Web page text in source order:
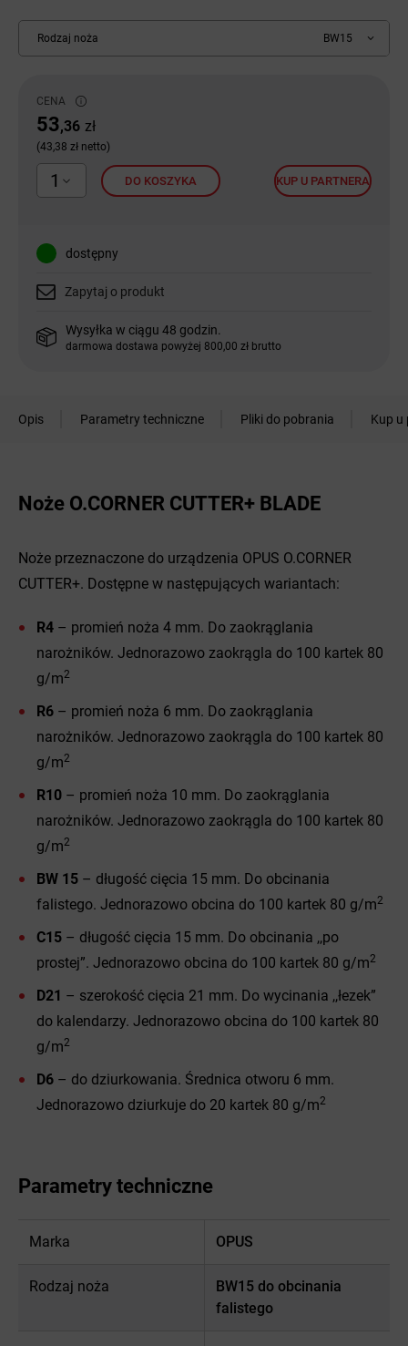
Rodzaj noża BW15
CENA
53,36 zł
(43,38 zł netto)
1 DO KOSZYKA KUP U PARTNERA
dostępny
Zapytaj o produkt
Wysyłka w ciągu 48 godzin.
darmowa dostawa powyżej 800,00 zł brutto
Opis Parametry techniczne Pliki do pobrania Kup u
Noże O.CORNER CUTTER+ BLADE
Noże przeznaczone do urządzenia OPUS O.CORNER
CUTTER+. Dostępne w następujących wariantach:
R4 – promień noża 4 mm. Do zaokrąglania
narożników. Jednorazowo zaokrągla do 100 kartek 80
g/m2
R6 – promień noża 6 mm. Do zaokrąglania
narożników. Jednorazowo zaokrągla do 100 kartek 80
g/m2
R10 – promień noża 10 mm. Do zaokrąglania
narożników. Jednorazowo zaokrągla do 100 kartek 80
g/m2
BW 15 – długość cięcia 15 mm. Do obcinania
falistego. Jednorazowo obcina do 100 kartek 80 g/m2
C15 – długość cięcia 15 mm. Do obcinania ,,po
prostej”. Jednorazowo obcina do 100 kartek 80 g/m2
D21 – szerokość cięcia 21 mm. Do wycinania ,,łezek”
do kalendarzy. Jednorazowo obcina do 100 kartek 80
g/m2
D6 – do dziurkowania. Średnica otworu 6 mm.
Jednorazowo dziurkuje do 20 kartek 80 g/m2
Parametry techniczne
Marka OPUS
Rodzaj noża
BW15 do obcinania
falistego